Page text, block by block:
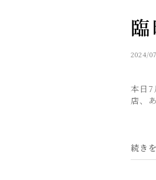
2024/
本日7
店、
続き